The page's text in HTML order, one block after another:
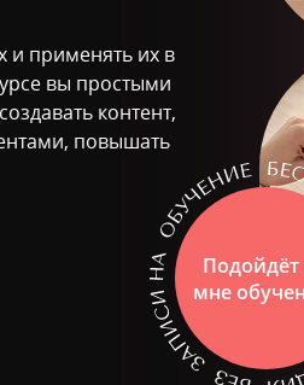
и применять их в
вы простыми
контент,
повышать
Подойдёт
мне